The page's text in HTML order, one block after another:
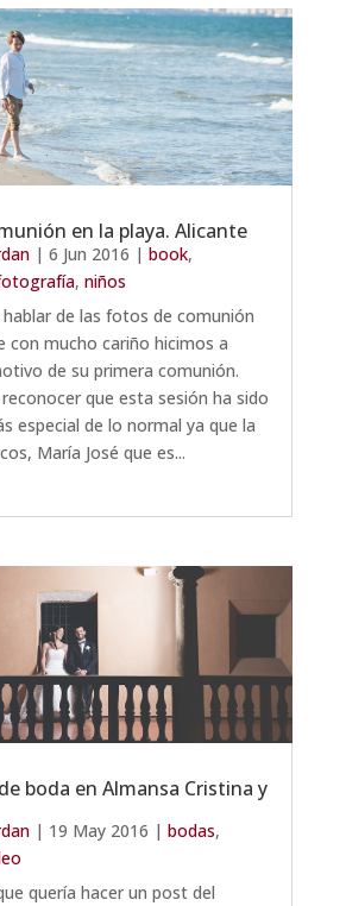
en la playa. Alicante
| 6 Jun 2016 | book,
, niños
de las fotos de comunión
con mucho cariño hicimos a
de su primera comunión.
que esta sesión ha sido
especial de lo normal ya que la
María José que es...
boda en Almansa Cristina y
| 19 May 2016 | bodas,
quería hacer un post del